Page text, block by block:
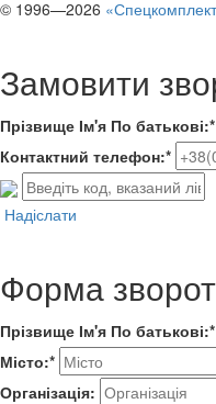
© 1996—2026
Замовити
Прізвище Ім'я По батькові:*
Контактний телефон:*
Надіслати
Форма
Прізвище Ім'я По батькові:*
Місто:*
Організація: